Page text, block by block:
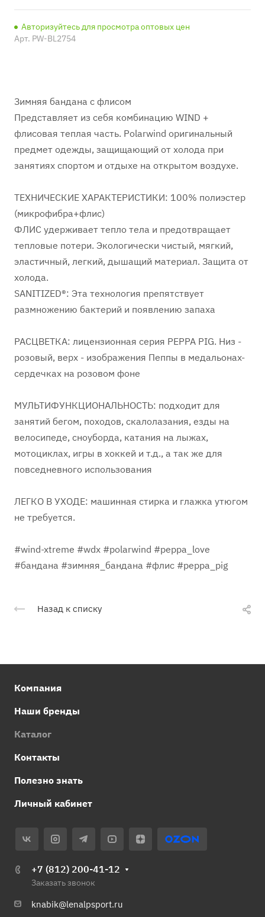
Авторизуйтесь для просмотра оптовых цен
Арт. PW-BL2754
Зимняя бандана с флисом
Представляет из себя комбинацию WIND +
флисовая теплая часть. Polarwind оригинальный
предмет одежды, защищающий от холода при
занятиях спортом и отдыхе на открытом воздухе.
ТЕХНИЧЕСКИЕ ХАРАКТЕРИСТИКИ: 100% полиэстер
(микрофибра+флис)
ФЛИС удерживает тепло тела и предотвращает
тепловые потери. Экологически чистый, мягкий,
эластичный, легкий, дышащий материал. Защита от
холода.
SANITIZED®: Эта технология препятствует
размножению бактерий и появлению запаха
РАСЦВЕТКА: лицензионная серия PEPPA PIG. Низ -
розовый, верх - изображения Пеппы в медальонах-
сердечках на розовом фоне
МУЛЬТИФУНКЦИОНАЛЬНОСТЬ: подходит для
занятий бегом, походов, скалолазания, езды на
велосипеде, сноуборда, катания на лыжах,
мотоциклах, игры в хоккей и т.д., а так же для
повседневного использования
ЛЕГКО В УХОДЕ: машинная стирка и глажка утюгом
не требуется.
#wind-xtreme #wdx #polarwind #peppa_love
#бандана #зимняя_бандана #флис #peppa_pig
Назад к списку
Компания
Наши бренды
Каталог
Контакты
Полезно знать
Личный кабинет
+7 (812) 200-41-12
Заказать звонок
knabik@lenalpsport.ru